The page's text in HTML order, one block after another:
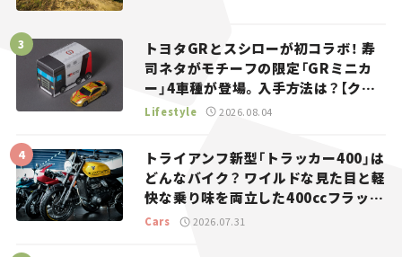
トヨタGRとスシローが初コラボ！ 寿
司ネタがモチーフの限定「GRミニカ
ー」4車種が登場。入手方法は？【クル
マとホビー】
Lifestyle 2026.08.04
トライアンフ新型「トラッカー400」は
どんなバイク？ ワイルドな見た目と軽
快な乗り味を両立した400ccフラット
トラッカー【試乗レビュー】
Cars 2026.07.31